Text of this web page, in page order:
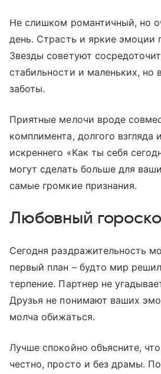
Не слишком романтичный, но
день. Страсть и яркие эмоции
Звезды советуют
стабильности и маленьких, но
заботы.
Приятные мелочи вроде
комплимента, долгого взгляда
искреннего «Как ты себя
могут сделать больше для
самые громкие признания.
Любовный
Сегодня раздражительность
первый план – будто мир
терпение. Партнер не
Друзья не понимают ваших
молча обижаться.
Лучше спокойно объясните,
честно, просто и без драмы.